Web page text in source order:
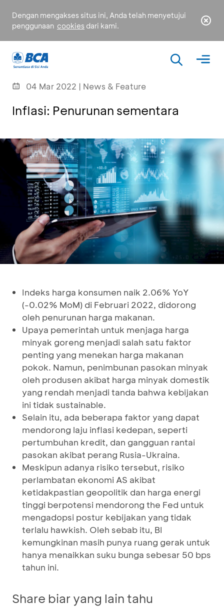
Dengan mengakses situs ini, Anda telah menyetujui
penggunaan cookies dari kami.
04 Mar 2022 | News & Feature
Inflasi: Penurunan sementara
Indeks harga konsumen naik 2.06% YoY
(-0.02% MoM) di Februari 2022, didorong
oleh penurunan harga makanan.
Upaya pemerintah untuk menjaga harga
minyak goreng menjadi salah satu faktor
penting yang menekan harga makanan
pokok. Namun, penimbunan pasokan minyak
oleh produsen akibat harga minyak domestik
yang rendah menjadi tanda bahwa kebijakan
ini tidak sustainable.
Selain itu, ada beberapa faktor yang dapat
mendorong laju inflasi kedepan, seperti
pertumbuhan kredit, dan gangguan rantai
pasokan akibat perang Rusia-Ukraina.
Meskipun adanya risiko tersebut, risiko
perlambatan ekonomi AS akibat
ketidakpastian geopolitik dan harga energi
tinggi berpotensi mendorong the Fed untuk
mengadopsi postur kebijakan yang tidak
terlalu hawkish. Oleh sebab itu, BI
kemungkinan masih punya ruang gerak untuk
hanya menaikkan suku bunga sebesar 50 bps
tahun ini.
Share biar yang lain tahu